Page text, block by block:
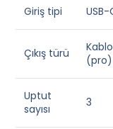
Giriş tipi USB-
Çıkış türü
(pro)
Uptut
sayısı
3